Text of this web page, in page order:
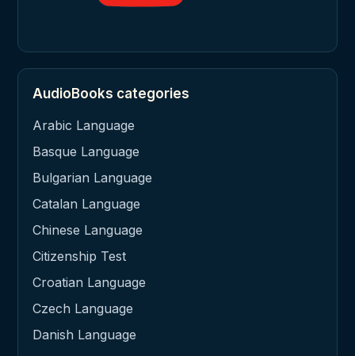
AudioBooks categories
Arabic Language
Basque Language
Bulgarian Language
Catalan Language
Chinese Language
Citizenship Test
Croatian Language
Czech Language
Danish Language